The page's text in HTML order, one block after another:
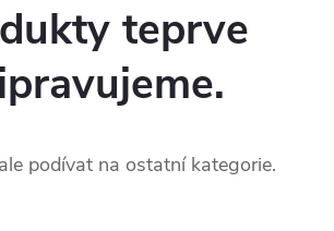
teprve
podívat na ostatní kategorie.